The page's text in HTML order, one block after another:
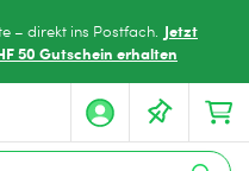
– direkt ins Postfach. Jetzt
50 Gutschein erhalten